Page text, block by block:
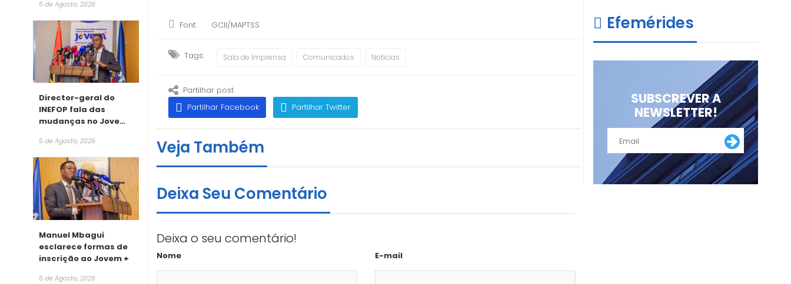
5 de Agosto, 2026
Director-geral do
INEFOP fala das
mudanças no Jovem
5 de Agosto, 2026
Manuel Mbagui
esclarece formas de
inscrição ao Jovem +
5 de Agosto, 2026
Font: GCII/MAPTSS
Tags: Sala de Imprensa Comunicados Notícias
Partilhar post
Partilhar Facebook
Partilhar Twitter
Veja Também
Deixa Seu Comentário
Deixa o seu comentário!
Nome E-mail
Efemérides
SUBSCREVER A
NEWSLETTER!